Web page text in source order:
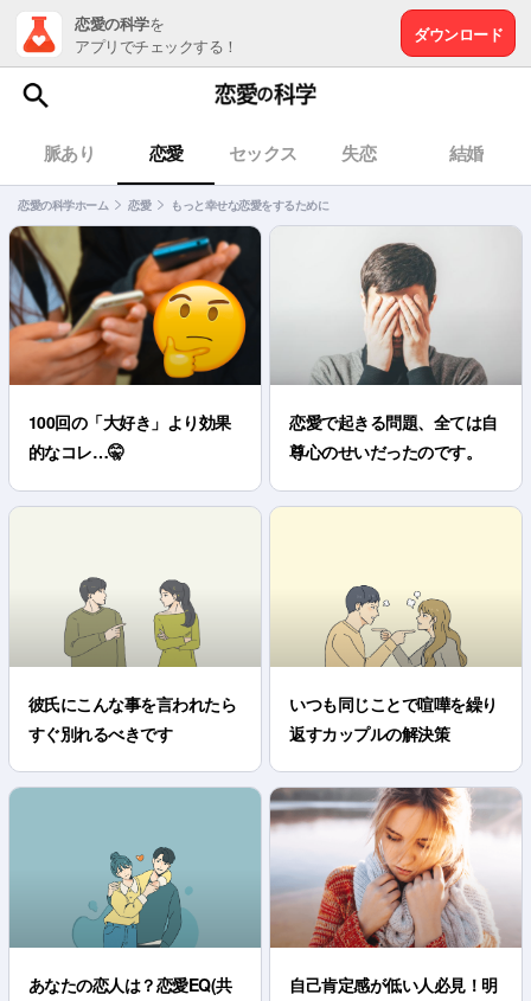
恋愛の科学を
アプリでチェックする！
ダウンロード
脈あり 恋愛 セックス 失恋 結婚
恋愛の科学ホーム 恋愛 もっと幸せな恋愛をするために
100回の「大好き」より効果
的なコレ…🤫
恋愛で起きる問題、全ては自
尊心のせいだったのです。
彼氏にこんな事を言われたら
すぐ別れるべきです
いつも同じことで喧嘩を繰り
返すカップルの解決策
あなたの恋人は？恋愛EQ(共
自己肯定感が低い人必見！明